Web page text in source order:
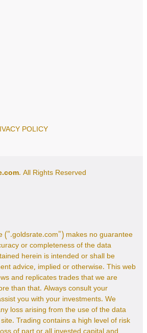
POLICY
. All Rights Reserved
(".goldsrate.com") makes no guarantee
or completeness of the data
herein is intended or shall be
advice, implied or otherwise. This web
and replicates trades that we are
than that. Always consult your
you with your investments. We
loss arising from the use of the data
Trading contains a high level of risk